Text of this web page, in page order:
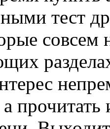
тест
совсем